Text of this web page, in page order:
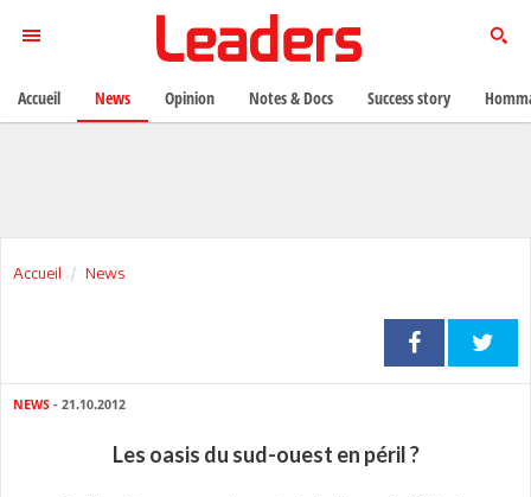
Accueil News
NEWS - 21.10.2012
Les oasis du sud-ouest en péril ?
Accueil News Opinion Notes & Docs Success story